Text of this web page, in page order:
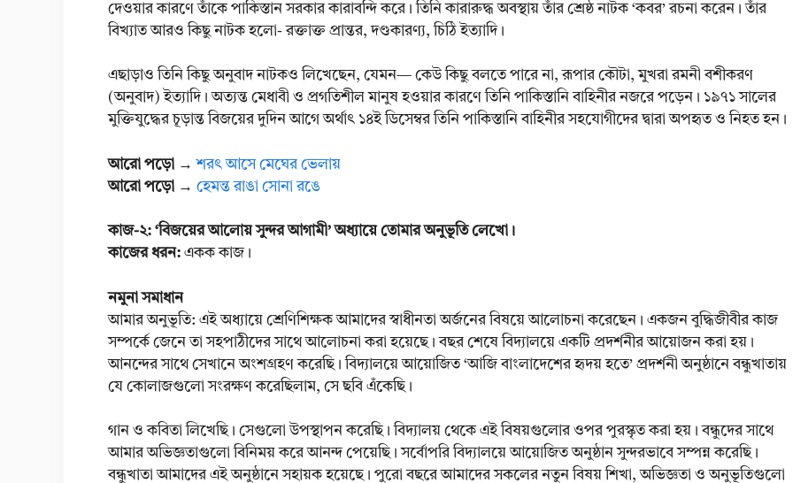
দেওয়ার কারণে তাঁকে পাকিস্তান সরকার কারাবন্দি করে। তিনি কারারুদ্ধ অবস্থায় তাঁর শ্রেষ্ঠ নাটক ‘কবর’ রচনা করেন। তাঁর
বিখ্যাত আরও কিছু নাটক হলো- রক্তাক্ত প্রান্তর, দণ্ডকারণ্য, চিঠি ইত্যাদি।
এছাড়াও তিনি কিছু অনুবাদ নাটকও লিখেছেন, যেমন— কেউ কিছু বলতে পারে না, রূপার কৌটা, মুখরা রমনী বশীকরণ
(অনুবাদ) ইত্যাদি। অত্যন্ত মেধাবী ও প্রগতিশীল মানুষ হওয়ার কারণে তিনি পাকিস্তানি বাহিনীর নজরে পড়েন। ১৯৭১ সালের
মুক্তিযুদ্ধের চূড়ান্ত বিজয়ের দুদিন আগে অর্থাৎ ১৪ই ডিসেম্বর তিনি পাকিস্তানি বাহিনীর সহযোগীদের দ্বারা অপহৃত ও নিহত হন।
আরো পড়ো →শরৎ আসে মেঘের ভেলায়
আরো পড়ো → হেমন্ত রাঙা সোনা রঙে
কাজ-২: ‘বিজয়ের আলোয় সুন্দর আগামী’ অধ্যায়ে তোমার অনুভূতি লেখো।
কাজের ধরন: একক কাজ।
নমুনা সমাধান
আমার অনুভূতি: এই অধ্যায়ে শ্রেণিশিক্ষক আমাদের স্বাধীনতা অর্জনের বিষয়ে আলোচনা করেছেন। একজন বুদ্ধিজীবীর কাজ
সম্পর্কে জেনে তা সহপাঠীদের সাথে আলোচনা করা হয়েছে। বছর শেষে বিদ্যালয়ে একটি প্রদর্শনীর আয়োজন করা হয়।
আনন্দের সাথে সেখানে অংশগ্রহণ করেছি। বিদ্যালয়ে আয়োজিত ‘আজি বাংলাদেশের হৃদয় হতে’ প্রদর্শনী অনুষ্ঠানে বন্ধুখাতায়
যে কোলাজগুলো সংরক্ষণ করেছিলাম, সে ছবি এঁকেছি।
গান ও কবিতা লিখেছি। সেগুলো উপস্থাপন করেছি। বিদ্যালয় থেকে এই বিষয়গুলোর ওপর পুরস্কৃত করা হয়। বন্ধুদের সাথে
আমার অভিজ্ঞতাগুলো বিনিময় করে আনন্দ পেয়েছি। সর্বোপরি বিদ্যালয়ে আয়োজিত অনুষ্ঠান সুন্দরভাবে সম্পন্ন করেছি।
বন্ধুখাতা আমাদের এই অনুষ্ঠানে সহায়ক হয়েছে। পুরো বছরে আমাদের সকলের নতুন বিষয় শিখা, অভিজ্ঞতা ও অনুভূতিগুলো